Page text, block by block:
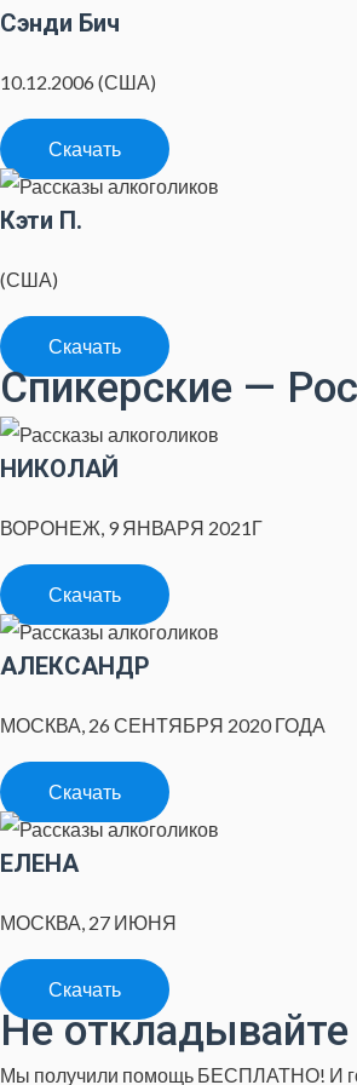
Сэнди Бич
10.12.2006 (США)
Скачать
Кэти П.
(США)
Скачать
Спикерские —
НИКОЛАЙ
ВОРОНЕЖ, 9 ЯНВАРЯ 2021Г
Скачать
АЛЕКСАНДР
МОСКВА, 26 СЕНТЯБРЯ 2020 ГОДА
Скачать
ЕЛЕНА
МОСКВА, 27 ИЮНЯ
Скачать
Не
Мы получили помощь БЕСПЛАТНО! И